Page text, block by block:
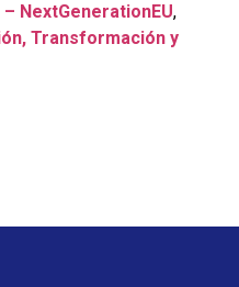
NextGenerationEU,
Transformación y